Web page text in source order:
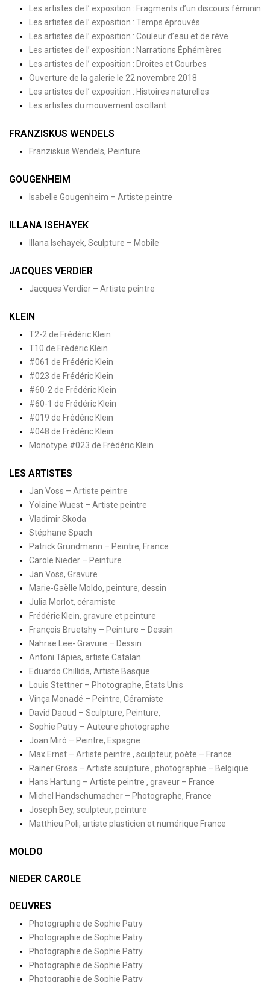
Les artistes de l’ exposition : Fragments d’un discours féminin
Les artistes de l’ exposition : Temps éprouvés
Les artistes de l’ exposition : Couleur d’eau et de rêve
Les artistes de l’ exposition : Narrations Éphémères
Les artistes de l’ exposition : Droites et Courbes
Ouverture de la galerie le 22 novembre 2018
Les artistes de l’ exposition : Histoires naturelles
Les artistes du mouvement oscillant
FRANZISKUS WENDELS
Franziskus Wendels, Peinture
GOUGENHEIM
Isabelle Gougenheim – Artiste peintre
ILLANA ISEHAYEK
Illana Isehayek, Sculpture – Mobile
JACQUES VERDIER
Jacques Verdier – Artiste peintre
KLEIN
T2-2 de Frédéric Klein
T10 de Frédéric Klein
#061 de Frédéric Klein
#023 de Frédéric Klein
#60-2 de Frédéric Klein
#60-1 de Frédéric Klein
#019 de Frédéric Klein
#048 de Frédéric Klein
Monotype #023 de Frédéric Klein
LES ARTISTES
Jan Voss – Artiste peintre
Yolaine Wuest – Artiste peintre
Vladimir Skoda
Stéphane Spach
Patrick Grundmann – Peintre, France
Carole Nieder – Peinture
Jan Voss, Gravure
Marie-Gaëlle Moldo, peinture, dessin
Julia Morlot, céramiste
Frédéric Klein, gravure et peinture
François Bruetshy – Peinture – Dessin
Nahrae Lee- Gravure – Dessin
Antoni Tàpies, artiste Catalan
Eduardo Chillida, Artiste Basque
Louis Stettner – Photographe, États Unis
Vinça Monadé – Peintre, Céramiste
David Daoud – Sculpture, Peinture,
Sophie Patry – Auteure photographe
Joan Miró – Peintre, Espagne
Max Ernst – Artiste peintre , sculpteur, poète – France
Rainer Gross – Artiste sculpture , photographie – Belgique
Hans Hartung – Artiste peintre , graveur – France
Michel Handschumacher – Photographe, France
Joseph Bey, sculpteur, peinture
Matthieu Poli, artiste plasticien et numérique France
MOLDO
NIEDER CAROLE
OEUVRES
Photographie de Sophie Patry
Photographie de Sophie Patry
Photographie de Sophie Patry
Photographie de Sophie Patry
Photographie de Sophie Patry